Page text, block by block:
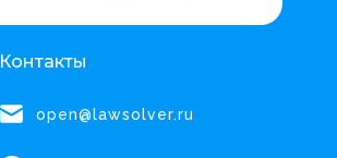
open@lawsolver.ru
Контакты